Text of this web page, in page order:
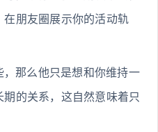
朋友圈展示你的活动轨
那么他只是想和你维持一
的关系，这自然意味着只